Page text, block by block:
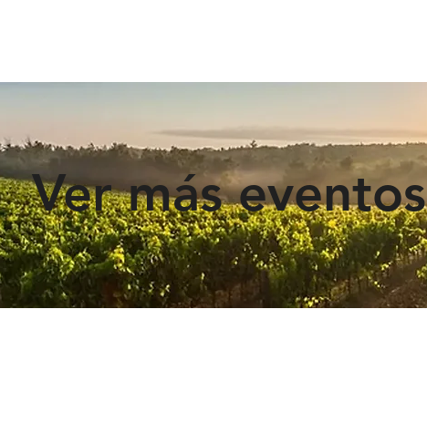
Ver más eventos